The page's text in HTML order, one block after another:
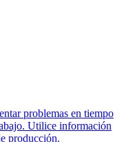
problemas en tiempo
Utilice información
producción.